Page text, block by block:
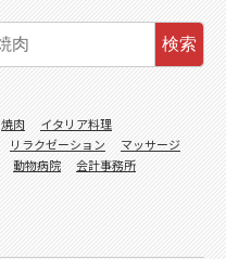
検索
焼肉
イタリア料理
リラクゼーション
マッサージ
動物病院
会計事務所